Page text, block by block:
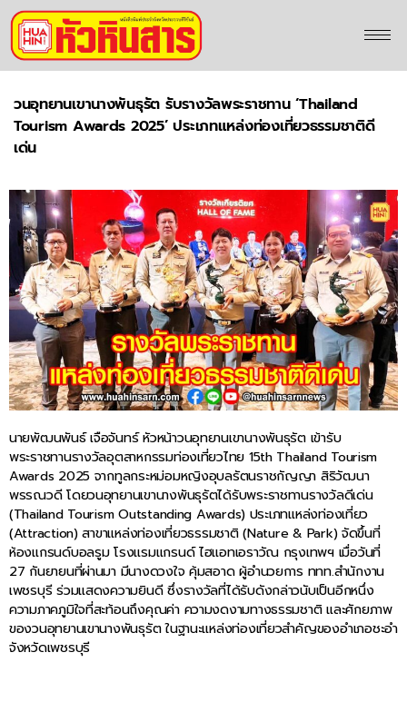
วนอุทยานเขานางพันธุรัต รับรางวัลพระราชทาน ‘Thailand
Tourism Awards 2025’ ประเภทแหล่งท่องเที่ยวธรรมชาติดี
เด่น
นายพัฒนพันธ์ เจือจันทร์ หัวหน้าวนอุทยานเขานางพันธุรัต เข้ารับ
พระราชทานรางวัลอุตสาหกรรมท่องเที่ยวไทย 15th Thailand Tourism
Awards 2025 จากทูลกระหม่อมหญิงอุบลรัตนราชกัญญา สิริวัฒนา
พรรณวดี โดยวนอุทยานเขานางพันธุรัตได้รับพระราชทานรางวัลดีเด่น
(Thailand Tourism Outstanding Awards) ประเภทแหล่งท่องเที่ยว
(Attraction) สาขาแหล่งท่องเที่ยวธรรมชาติ (Nature & Park) จัดขึ้นที่
ห้องแกรนด์บอลรูม โรงแรมแกรนด์ ไฮแอทเอราวัณ กรุงเทพฯ เมื่อวันที่
27 กันยายนที่ผ่านมา มีนางดวงใจ คุ้มสอาด ผู้อำนวยการ ททท.สำนักงาน
เพชรบุรี ร่วมแสดงความยินดี ซึ่งรางวัลที่ได้รับดังกล่าวนับเป็นอีกหนึ่ง
ความภาคภูมิใจที่สะท้อนถึงคุณค่า ความงดงามทางธรรมชาติ และศักยภาพ
ของวนอุทยานเขานางพันธุรัต ในฐานะแหล่งท่องเที่ยวสำคัญของอำเภอชะอำ
จังหวัดเพชรบุรี